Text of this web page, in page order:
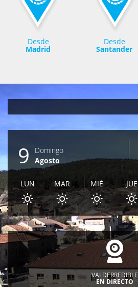
Desde
Madrid
Desde
Santander
9
Domingo
Agosto
LUN MAR MIÉ JUE
VALDERREDIBLE
EN DIRECTO